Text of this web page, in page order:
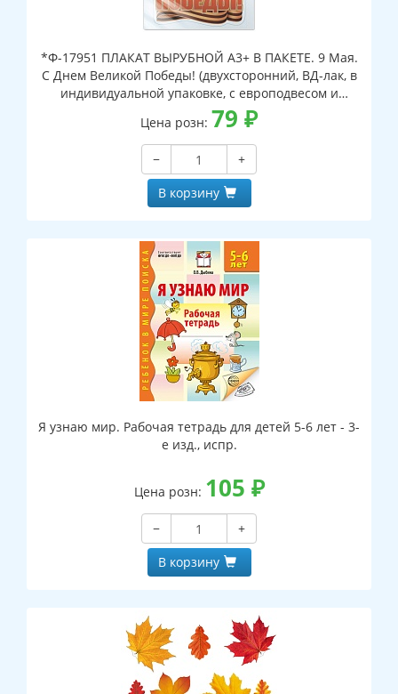
*Ф-17951 ПЛАКАТ ВЫРУБНОЙ А3+ В ПАКЕТЕ. 9 Мая.
С Днем Великой Победы! (двухсторонний, ВД-лак, в
индивидуальной упаковке, с европодвесом и
клеевым клапаном)
Цена розн: 79 ₽
−
+
В корзину
Я узнаю мир. Рабочая тетрадь для детей 5-6 лет - 3-
е изд., испр.
Цена розн: 105 ₽
−
+
В корзину